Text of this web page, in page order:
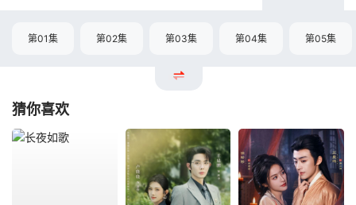
第01集 第02集 第03集 第04集 第05集
猜你喜欢